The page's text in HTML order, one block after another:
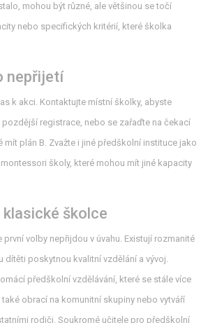
mohou být různé, ale většinou se točí
nebo specifických kritérií, které školka
nepřijetí
k akci. Kontaktujte místní školky, abyste
registrace, nebo se zařaďte na čekací
mít plán B. Zvažte i jiné předškolní instituce jako
školy, které mohou mít jiné kapacity
školce
volby nepřijdou v úvahu. Existují rozmanité
dítěti poskytnou kvalitní vzdělání a vývoj.
předškolní vzdělávání, které se stále více
obrací na komunitní skupiny nebo vytváří
rodiči. Soukromé učitele pro předškolní